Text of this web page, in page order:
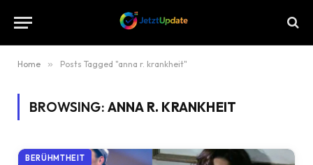
Home » Posts Tagged "anna r. krankheit"
BROWSING: ANNA R. KRANKHEIT
BERÜHMTHEIT